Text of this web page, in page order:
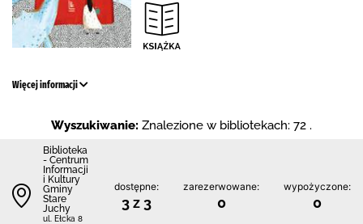
Więcej informacji
Wyszukiwanie: Znalezione w bibliotekach: 72 .
Biblioteka
- Centrum
Informacji
i Kultury
Gminy
Stare
Juchy
ul. Ełcka 8
dostępne:
3 z 3
zarezerwowane:
0
wypożyczone:
0